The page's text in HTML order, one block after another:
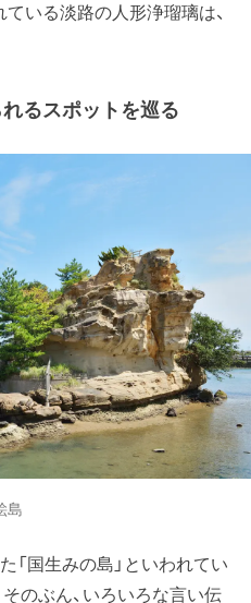
いる淡路の人形浄瑠璃は、
るスポットを巡る
島
「国生みの島」といわれてい
のぶん、いろいろな言い伝